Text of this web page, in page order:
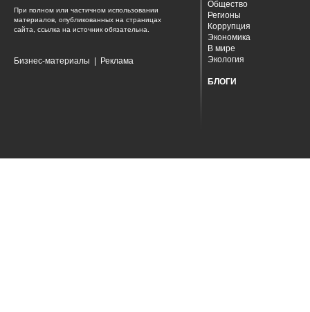
При полном или частичном использовании
материалов, опубликованных на страницах
сайта, ссылка на источник обязательна.
Бизнес-материалы Реклама
Общество
Регионы
Коррупция
Экономика
В мире
Экология
БЛОГИ